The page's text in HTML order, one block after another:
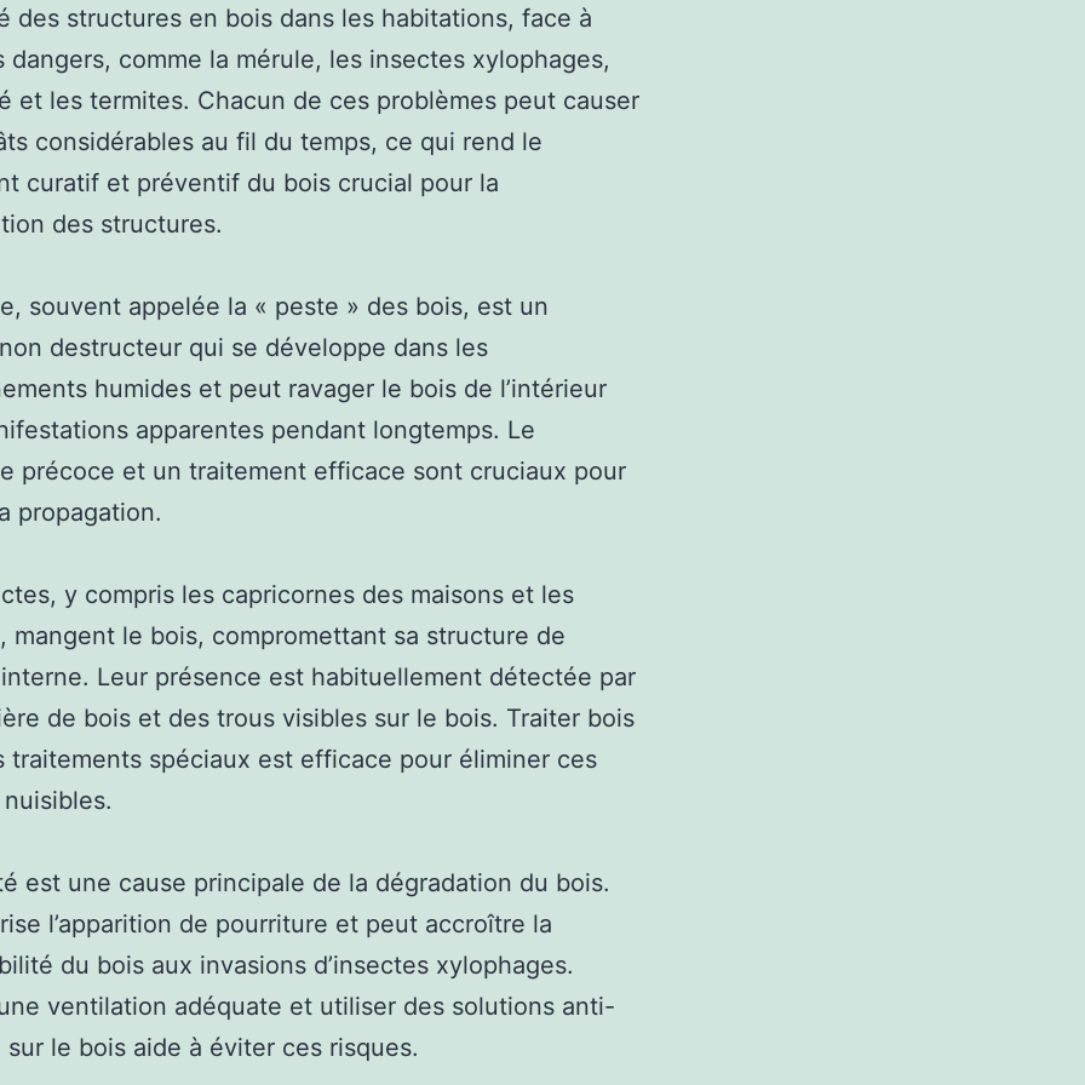
des structures en bois dans les habitations, face à
dangers, comme la mérule, les insectes xylophages,
et les termites. Chacun de ces problèmes peut causer
considérables au fil du temps, ce qui rend le
curatif et préventif du bois crucial pour la
des structures.
souvent appelée la « peste » des bois, est un
destructeur qui se développe dans les
humides et peut ravager le bois de l’intérieur
apparentes pendant longtemps. Le
précoce et un traitement efficace sont cruciaux pour
propagation.
y compris les capricornes des maisons et les
mangent le bois, compromettant sa structure de
Leur présence est habituellement détectée par
de bois et des trous visibles sur le bois. Traiter bois
traitements spéciaux est efficace pour éliminer ces
est une cause principale de la dégradation du bois.
l’apparition de pourriture et peut accroître la
du bois aux invasions d’insectes xylophages.
ventilation adéquate et utiliser des solutions anti-
le bois aide à éviter ces risques.